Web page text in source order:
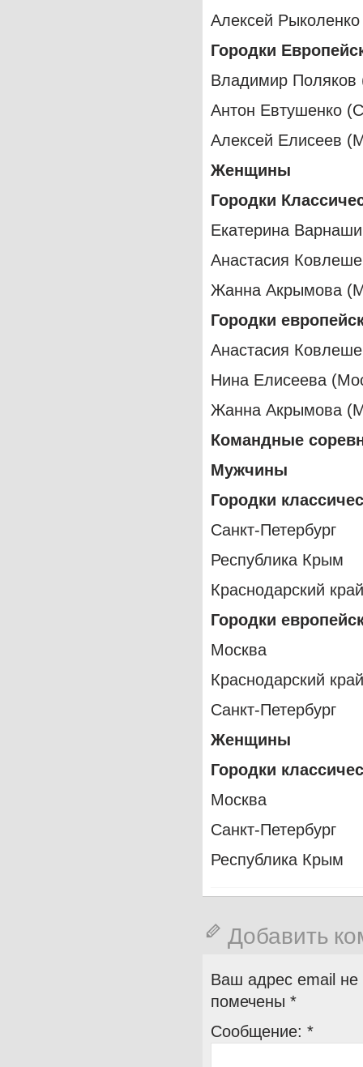
Алексей
Городки
Владимир Поляков
Антон Евтушенко
Алексей Елисеев
Женщины
Городки
Екатерина
Анастасия
Жанна Акрымова
Городки
Анастасия
Нина Елисеева
Жанна Акрымова
Командные
Мужчины
Городки
Санкт-Петербург
Республика Крым
Краснодарский край
Городки
Москва
Краснодарский край
Санкт-Петербург
Женщины
Городки
Москва
Санкт-Петербург
Республика Крым
Добавить
Ваш адрес email не
помечены *
Сообщение: *